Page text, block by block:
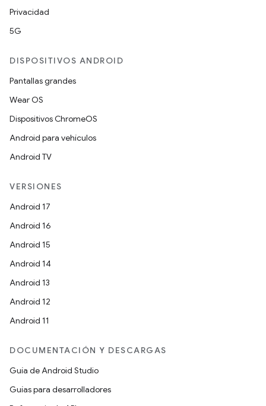
Privacidad
5G
DISPOSITIVOS ANDROID
Pantallas grandes
Wear OS
Dispositivos ChromeOS
Android para vehículos
Android TV
VERSIONES
Android 17
Android 16
Android 15
Android 14
Android 13
Android 12
Android 11
DOCUMENTACIÓN Y DESCARGAS
Guía de Android Studio
Guías para desarrolladores